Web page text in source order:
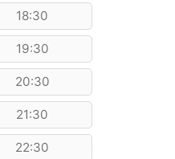
18:30
19:30
20:30
21:30
22:30